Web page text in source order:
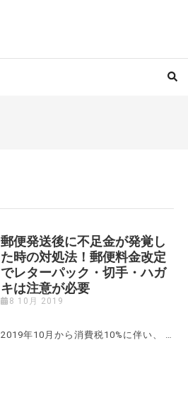
郵便発送後に不足金が発覚し
た時の対処法！郵便料金改定
でレターパック・切手・ハガ
キは注意が必要
8 10月 2019
2019年10月から消費税10%に伴い、 …